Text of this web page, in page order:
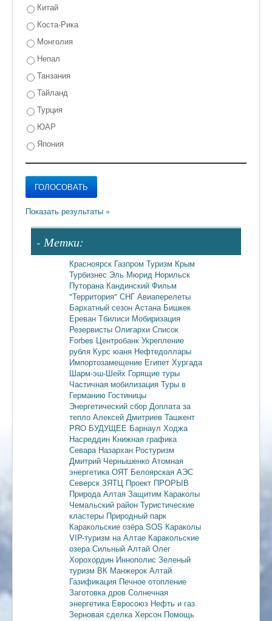
Китай
Коста-Рика
Монголия
Непал
Танзания
Тайланд
Турция
ЮАР
Япония
- Метки:
Красноярск Газпром Туризм Крым
Турбизнес Эль Мюрид Норильск
Путорана Кандинский Фильм
"Территория" СНГ Авиаперелеты
Бархатный сезон Астана Бишкек
Ереван Тбилиси Мобиризация
Резервисты Олигархи Список
Forbes Центробанк Укрепление
рубля Курс юаня Нефтедоллары
Импортозамещение Египет Хургада
Шарм-эш-Шейх Горящие туры
Частичная мобилизация Туры в
Германию Гостиницы
Энергетический сбор Доплата за
тепло Алексей Дмитриев Ташкент
PRO БУДУЩЕЕ Барнаул Ходжа
Насреддин Книжная графика
Севара Назархан Ростуризм
Дмитрий Чернышенко Атомная
энергетика ОЯТ Белоярская АЭС
Северск ЗЯТЦ Проект ПРОРЫВ
Природа Алтая Защитим Караколы
Чемальский район Туристические
кластеры Природный парк
Каракольские озёра SOS Караколы
VIP-туризм на Алтае Каракольские
озера Сильный Алтай Олег
Хорохордин Иннополис Зеленый
туризм ВК Манжерок Алтай
Газификация Печное отопление
Заготовка дров Солнечная
энергетика Евросоюз Нефть и газ
Зерновая сделка Херсон Помощь